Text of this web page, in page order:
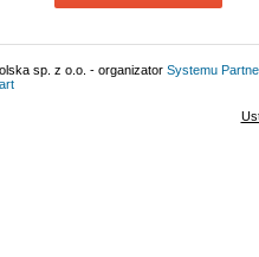
sp. z o.o. - organizator Systemu